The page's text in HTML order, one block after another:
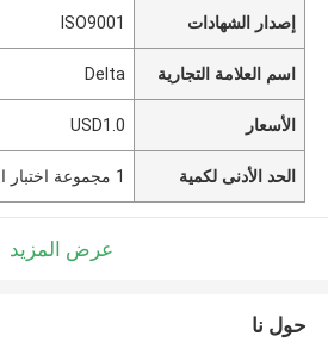
إصدار الشهادات ISO9001
اسم العلامة التجارية Delta
الأسعار USD1.0
الحد الأدنى لكمية 1 مجموعة اختبار التتابع
عرض المزيد
حول نا